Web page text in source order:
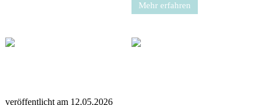
Mehr erfahren
veröffentlicht am 12.05.2026